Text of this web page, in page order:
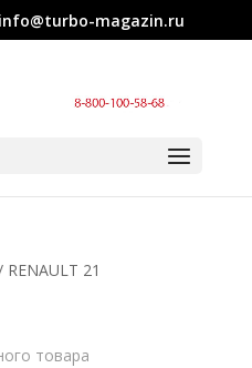
info@turbo-magazin.ru
21
товара